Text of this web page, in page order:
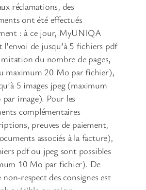
réclamations, des
ont été effectués
: à ce jour, MyUNIQA
l’envoi de jusqu’à 5 fichiers pdf
du nombre de pages,
maximum 20 Mo par fichier),
5 images jpeg (maximum
image). Pour les
complémentaires
preuves de paiement,
associés à la facture),
pdf ou jpeg sont possibles
10 Mo par fichier). De
non-respect des consignes est